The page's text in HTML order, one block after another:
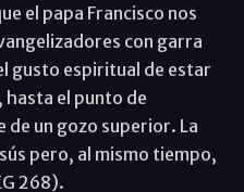
el papa Francisco nos
con garra
gusto espiritual de estar
hasta el punto de
de un gozo superior. La
pero, al mismo tiempo,
268).